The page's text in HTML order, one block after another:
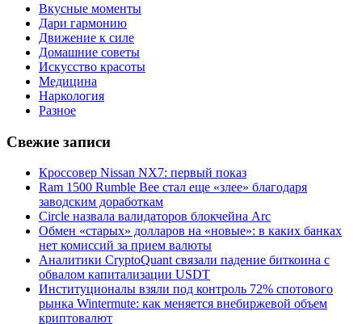
Вкусные моменты
Дари гармонию
Движение к силе
Домашние советы
Искусство красоты
Медицина
Наркология
Разное
Свежие записи
Кроссовер Nissan NX7: первый показ
Ram 1500 Rumble Bee стал еще «злее» благодаря
заводским доработкам
Circle назвала валидаторов блокчейна Arc
Обмен «старых» долларов на «новые»: в каких банках
нет комиссий за прием валюты
Аналитики CryptoQuant связали падение биткоина с
обвалом капитализации USDT
Институционалы взяли под контроль 72% спотового
рынка Wintermute: как меняется внебиржевой объем
криптовалют